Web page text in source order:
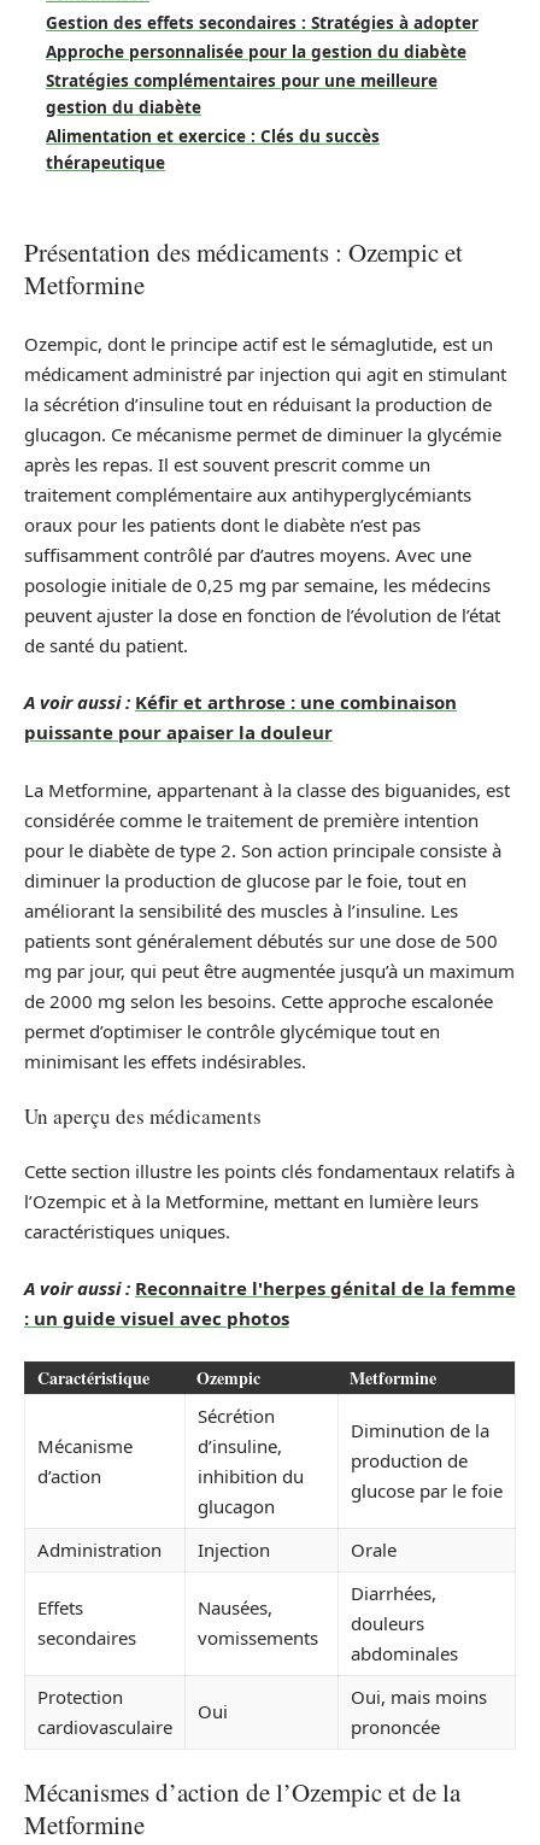
Gestion des effets secondaires : Stratégies à adopter
Approche personnalisée pour la gestion du diabète
Stratégies complémentaires pour une meilleure
gestion du diabète
Alimentation et exercice : Clés du succès
thérapeutique
Présentation des médicaments : Ozempic et
Metformine
Ozempic, dont le principe actif est le sémaglutide, est un
médicament administré par injection qui agit en stimulant
la sécrétion d’insuline tout en réduisant la production de
glucagon. Ce mécanisme permet de diminuer la glycémie
après les repas. Il est souvent prescrit comme un
traitement complémentaire aux antihyperglycémiants
oraux pour les patients dont le diabète n’est pas
suffisamment contrôlé par d’autres moyens. Avec une
posologie initiale de 0,25 mg par semaine, les médecins
peuvent ajuster la dose en fonction de l’évolution de l’état
de santé du patient.
A voir aussi : Kéfir et arthrose : une combinaison
puissante pour apaiser la douleur
La Metformine, appartenant à la classe des biguanides, est
considérée comme le traitement de première intention
pour le diabète de type 2. Son action principale consiste à
diminuer la production de glucose par le foie, tout en
améliorant la sensibilité des muscles à l’insuline. Les
patients sont généralement débutés sur une dose de 500
mg par jour, qui peut être augmentée jusqu’à un maximum
de 2000 mg selon les besoins. Cette approche escalonée
permet d’optimiser le contrôle glycémique tout en
minimisant les effets indésirables.
Un aperçu des médicaments
Cette section illustre les points clés fondamentaux relatifs à
l’Ozempic et à la Metformine, mettant en lumière leurs
caractéristiques uniques.
A voir aussi : Reconnaitre l'herpes génital de la femme
: un guide visuel avec photos
Caractéristique Ozempic Metformine
Mécanisme
d’action
Sécrétion
d’insuline,
inhibition du
glucagon
Diminution de la
production de
glucose par le foie
Administration Injection Orale
Effets
secondaires
Nausées,
vomissements
Diarrhées,
douleurs
abdominales
Protection
cardiovasculaire
Oui
Oui, mais moins
prononcée
Mécanismes d’action de l’Ozempic et de la
Metformine